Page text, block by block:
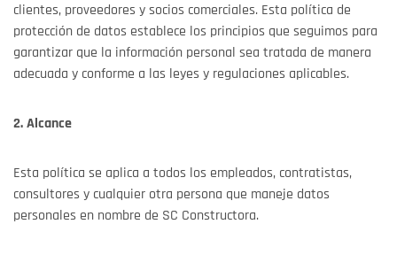
clientes, proveedores y socios comerciales. Esta política de
protección de datos establece los principios que seguimos para
garantizar que la información personal sea tratada de manera
adecuada y conforme a las leyes y regulaciones aplicables.
2. Alcance
Esta política se aplica a todos los empleados, contratistas,
consultores y cualquier otra persona que maneje datos
personales en nombre de SC Constructora.